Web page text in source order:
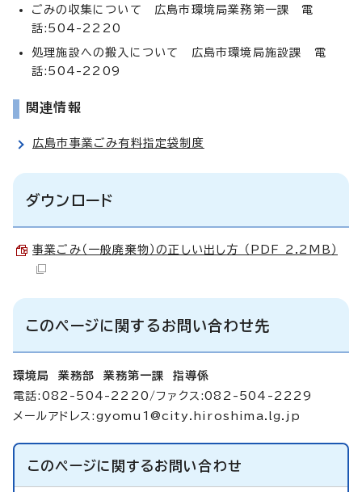
ごみの収集について 広島市環境局業務第一課 電
話:504-2220
処理施設への搬入について 広島市環境局施設課 電
話:504-2209
関連情報
広島市事業ごみ有料指定袋制度
ダウンロード
事業ごみ（一般廃棄物）の正しい出し方 （PDF 2.2MB）
このページに関するお問い合わせ先
環境局 業務部 業務第一課 指導係
電話:082-504-2220/ファクス:082-504-2229
メールアドレス: gyomu1@city.hiroshima.lg.jp
このページに関するお問い合わせ